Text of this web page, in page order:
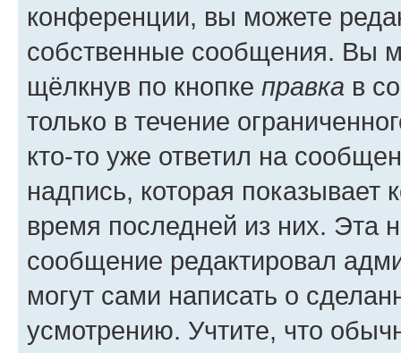
конференции, вы можете
собственные сообщения. Вы
щёлкнув по кнопке правка в
только в течение
кто-то уже ответил на
надпись, которая показывает
время последней из них. Эта
сообщение редактировал
могут сами написать о
усмотрению. Учтите, что